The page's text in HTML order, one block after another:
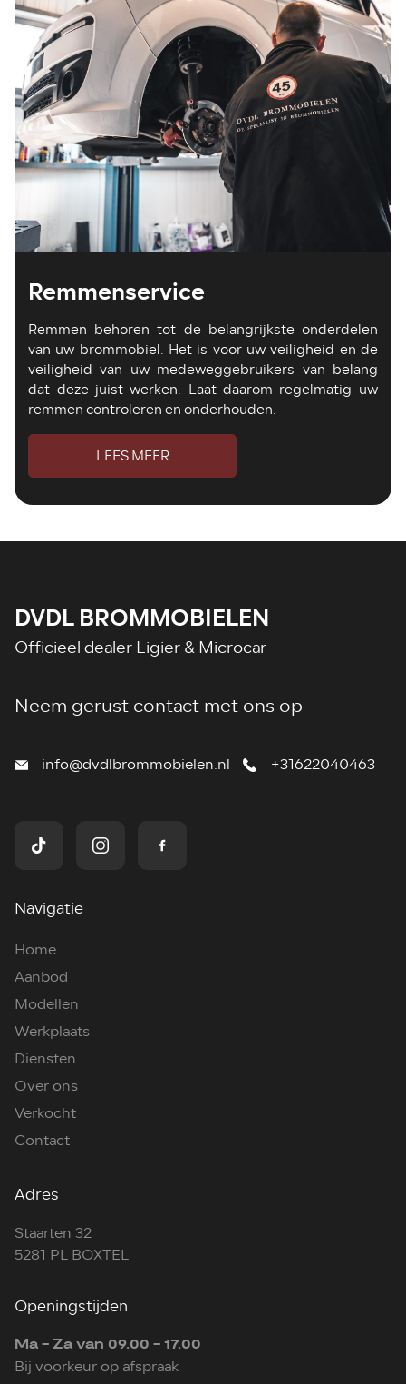
Remmenservice
Remmen behoren tot de belangrijkste onderdelen
van uw brommobiel. Het is voor uw veiligheid en de
veiligheid van uw medeweggebruikers van belang
dat deze juist werken. Laat daarom regelmatig uw
remmen controleren en onderhouden.
LEES MEER
DVDL BROMMOBIELEN
Officieel dealer Ligier & Microcar
Neem gerust contact met ons op
info@dvdlbrommobielen.nl +31622040463
Navigatie
Home
Aanbod
Modellen
Werkplaats
Diensten
Over ons
Verkocht
Contact
Adres
Staarten 32
5281 PL BOXTEL
Openingstijden
Ma - Za van 09.00 - 17.00
Bij voorkeur op afspraak